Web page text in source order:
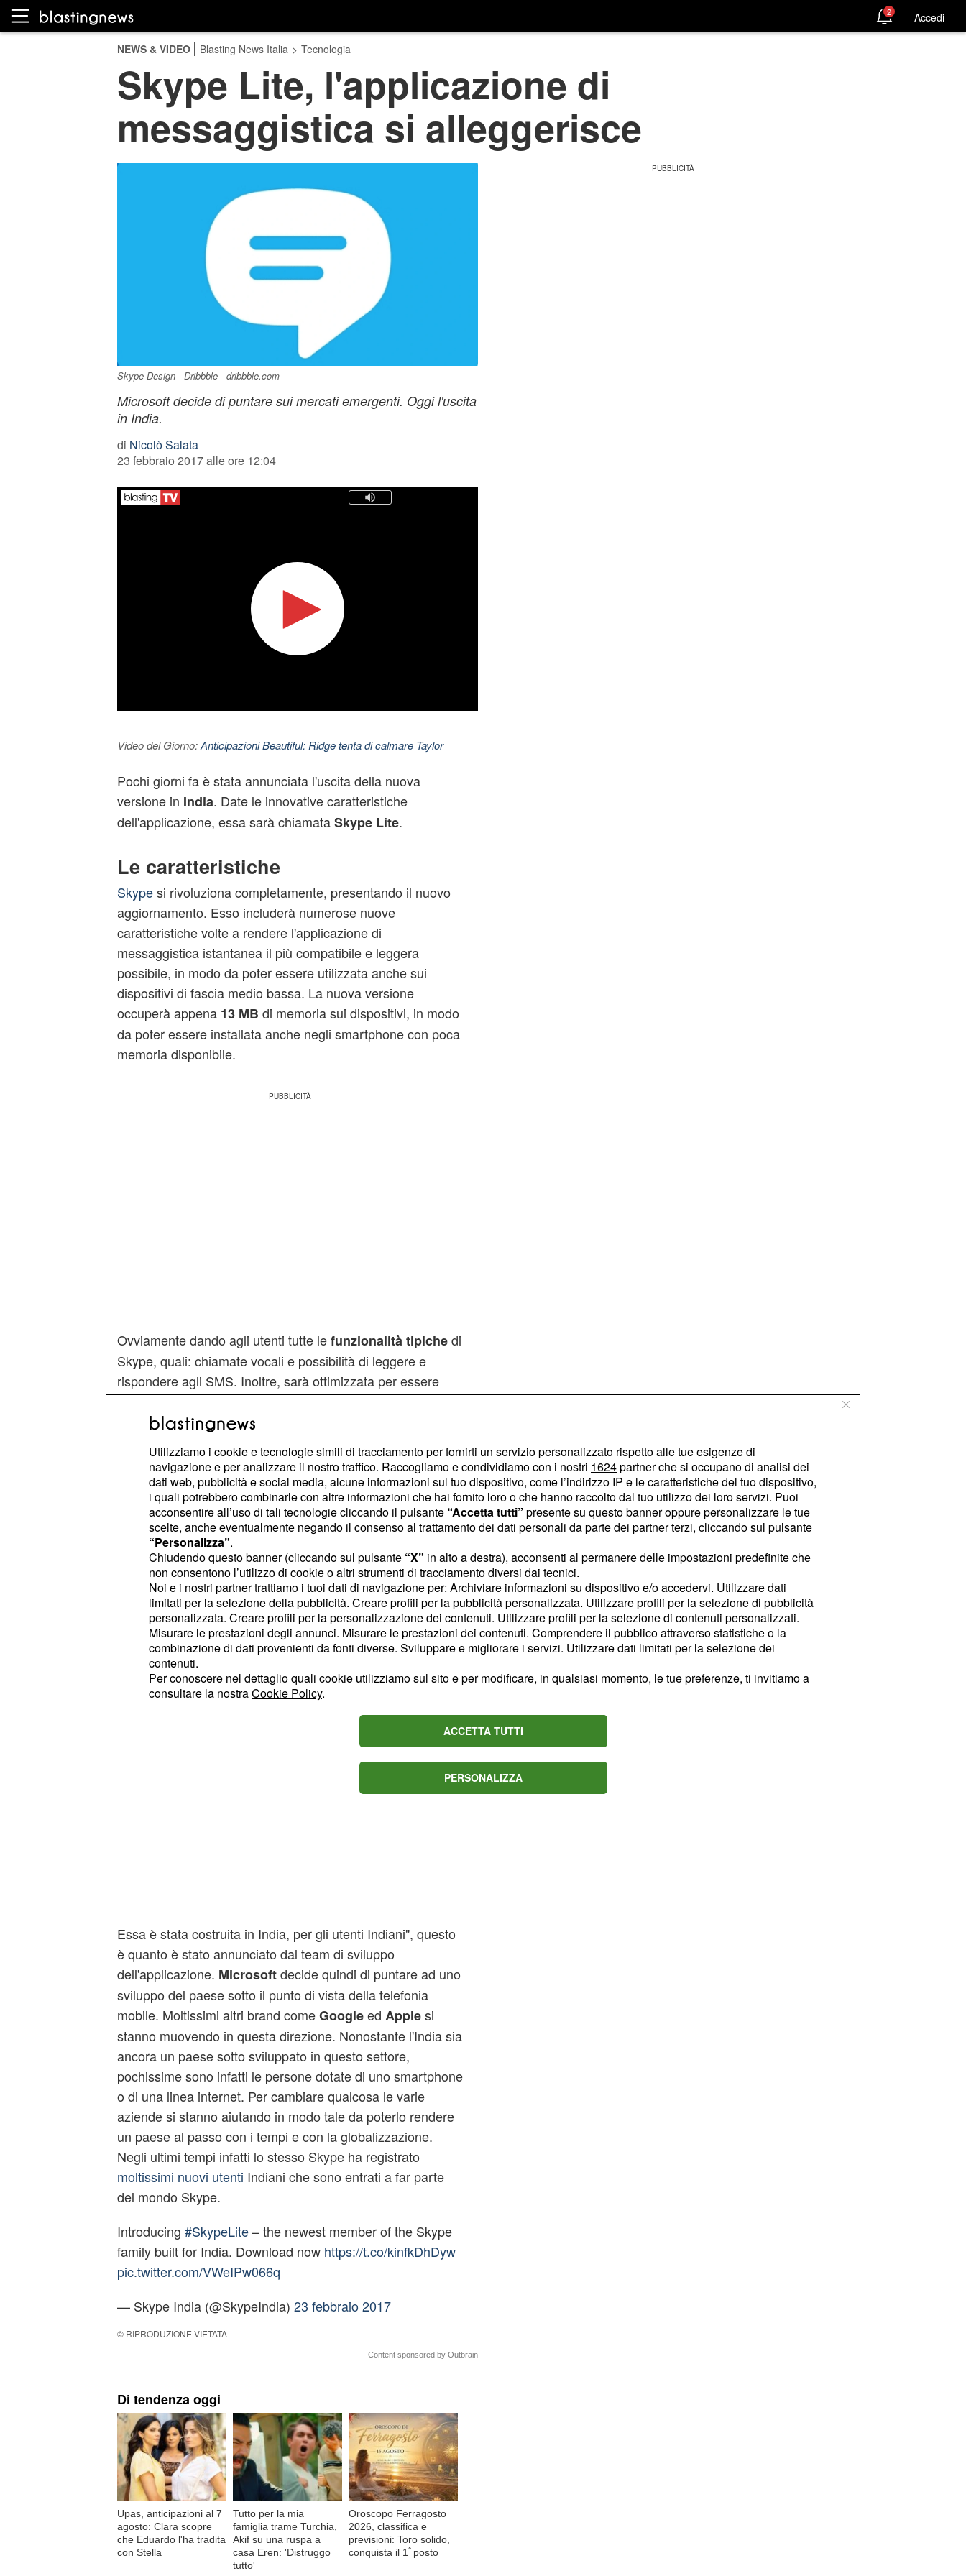
2 Accedi
NEWS & VIDEO Blasting News Italia > Tecnologia
Skype Lite, l'applicazione di
messaggistica si alleggerisce
Skype Design - Dribbble - dribbble.com
Microsoft decide di puntare sui mercati emergenti. Oggi l'uscita
in India.
di Nicolò Salata
23 febbraio 2017 alle ore 12:04
Video del Giorno:Anticipazioni Beautiful: Ridge tenta di calmare Taylor
Pochi giorni fa è stata annunciata l'uscita della nuova
versione in India. Date le innovative caratteristiche
dell'applicazione, essa sarà chiamataSkypeLite.
Le caratteristiche
Skypesi rivoluziona completamente, presentando il nuovo
aggiornamento. Esso includerà numerose nuove
caratteristiche volte a rendere l'applicazione di
messaggistica istantanea il più compatibile e leggera
possibile, in modo da poter essere utilizzata anche sui
dispositivi di fascia medio bassa. La nuova versione
occuperà appena 13 MB di memoria sui dispositivi, in modo
da poter essere installata anche negli smartphone con poca
memoria disponibile.
Ovviamente dando agli utenti tutte lefunzionalità tipichedi
Skype, quali: chiamate vocali e possibilità di leggere e
rispondere agli SMS. Inoltre, sarà ottimizzata per essere
utilizzata dalle reti dati2G. Verrano aggiunti anche dei bot,
per un migliore utilizzo dei vari servizi online. Nonostante
dell'applicazione contiene già8 lingue differenti.
Skype Litesarà economica anche sotto il punto di vista del
consumo dati, infatti, sarà molto più economico mandare e
ricevere messaggi o mandare messaggi vocali ed effettuare
videochiamate.
Microsoft cambia mercato
"Siamo entusiasti di lanciare Skype Lite, la più piccola e più
veloce app sino ad ora.
Essa è stata costruita in India, per gli utenti Indiani", questo
è quanto è stato annunciato dal team di sviluppo
dell'applicazione. Microsoftdecide quindi di puntare ad uno
sviluppo del paese sotto il punto di vista della telefonia
mobile. Moltissimi altri brand comeGoogleed Applesi
stanno muovendo in questa direzione. Nonostante l'India sia
ancora un paese sotto sviluppato in questo settore,
pochissime sono infatti le persone dotate di uno smartphone
o di una linea internet. Per cambiare qualcosa le varie
aziende si stanno aiutando in modo tale da poterlo rendere
un paese al passo con i tempi e con la globalizzazione.
Negli ultimi tempi infatti lo stesso Skype ha registrato
moltissimi nuovi utenti Indiani che sono entrati a far parte
del mondo Skype.
Introducing #SkypeLite– the newest member of the Skype
family built for India. Download now https://t.co/kinfkDhDyw
pic.twitter.com/VWeIPw066q
— Skype India (@SkypeIndia) 23 febbraio 2017
© RIPRODUZIONE VIETATA
Content sponsored by Outbrain
Di tendenza oggi
Upas, anticipazioni al 7
agosto: Clara scopre
che Eduardo l'ha tradita
con Stella
Tutto per la mia
famiglia trame Turchia,
Akif su una ruspa a
casa Eren: 'Distruggo
tutto'
Oroscopo Ferragosto
2026, classifica e
previsioni: Toro solido,
conquista il 1ﾟposto
Utilizziamo i cookie e tecnologie simili di tracciamento per fornirti un servizio personalizzato rispetto alle tue esigenze di
navigazione e per analizzare il nostro traffico. Raccogliamo e condividiamo con i nostri 1624partner che si occupano di analisi dei
dati web, pubblicità e social media, alcune informazioni sul tuo dispositivo, come l’indirizzo IP e le caratteristiche del tuo dispositivo,
i quali potrebbero combinarle con altre informazioni che hai fornito loro o che hanno raccolto dal tuo utilizzo dei loro servizi. Puoi
acconsentire all’uso di tali tecnologie cliccando il pulsante “Accetta tutti” presente su questo banner oppure personalizzare le tue
scelte, anche eventualmente negando il consenso al trattamento dei dati personali da parte dei partner terzi, cliccando sul pulsante
“Personalizza”.
Chiudendo questo banner (cliccando sul pulsante “X” in alto a destra), acconsenti al permanere delle impostazioni predefinite che
non consentono l’utilizzo di cookie o altri strumenti di tracciamento diversi dai tecnici.
Noi e i nostri partner trattiamo i tuoi dati di navigazione per: Archiviare informazioni su dispositivo e/o accedervi. Utilizzare dati
limitati per la selezione della pubblicità. Creare profili per la pubblicità personalizzata. Utilizzare profili per la selezione di pubblicità
personalizzata. Creare profili per la personalizzazione dei contenuti. Utilizzare profili per la selezione di contenuti personalizzati.
Misurare le prestazioni degli annunci. Misurare le prestazioni dei contenuti. Comprendere il pubblico attraverso statistiche o la
combinazione di dati provenienti da fonti diverse. Sviluppare e migliorare i servizi. Utilizzare dati limitati per la selezione dei
contenuti.
Per conoscere nel dettaglio quali cookie utilizziamo sul sito e per modificare, in qualsiasi momento, le tue preferenze, ti invitiamo a
consultare la nostraCookie Policy.
ACCETTA TUTTI
PERSONALIZZA